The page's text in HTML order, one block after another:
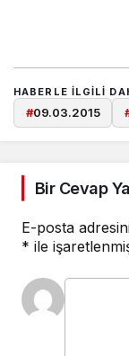
HABERLE ILGILI
#09.03.2015
Bir Cevap
E-posta
* ile